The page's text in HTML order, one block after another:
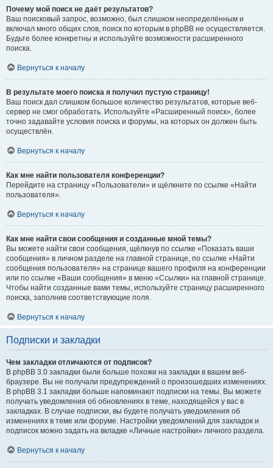
Почему мой поиск не даёт результатов?
Ваш поисковый запрос, возможно, был слишком неопределённым и
включал много общих слов, поиск по которым в phpBB не осуществляется.
Будьте более конкретны и используйте возможности расширенного
поиска.
Вернуться к началу
В результате моего поиска я получил пустую страницу!
Ваш поиск дал слишком большое количество результатов, которые веб-
сервер не смог обработать. Используйте «Расширенный поиск», более
точно задавайте условия поиска и форумы, на которых он должен быть
осуществлён.
Вернуться к началу
Как мне найти пользователя конференции?
Перейдите на страницу «Пользователи» и щёлкните по ссылке «Найти
пользователя».
Вернуться к началу
Как мне найти свои сообщения и созданные мной темы?
Вы можете найти свои сообщения, щёлкнув по ссылке «Показать ваши
сообщения» в личном разделе на главной странице, по ссылке «Найти
сообщения пользователя» на странице вашего профиля на конференции
или по ссылке «Ваши сообщения» в меню «Ссылки» на главной странице.
Чтобы найти созданные вами темы, используйте страницу расширенного
поиска, заполнив соответствующие поля.
Вернуться к началу
Подписки и закладки
Чем закладки отличаются от подписок?
В phpBB 3.0 закладки были больше похожи на закладки в вашем веб-
браузере. Вы не получали предупреждений о произошедших изменениях.
В phpBB 3.1 закладки больше напоминают подписки на темы. Вы можете
получать уведомления об обновлениях в теме, находящейся у вас в
закладках. В случае подписки, вы будете получать уведомления об
изменениях в теме или форуме. Настройки уведомлений для закладок и
подписок можно задать на вкладке «Личные настройки» личного раздела.
Вернуться к началу